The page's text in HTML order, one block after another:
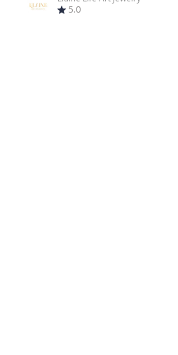
5.0